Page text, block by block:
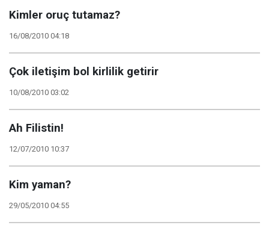
Kimler oruç tutamaz?
16/08/2010 04:18
Çok iletişim bol kirlilik getirir
10/08/2010 03:02
Ah Filistin!
12/07/2010 10:37
Kim yaman?
29/05/2010 04:55